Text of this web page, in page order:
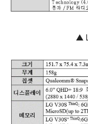
▲